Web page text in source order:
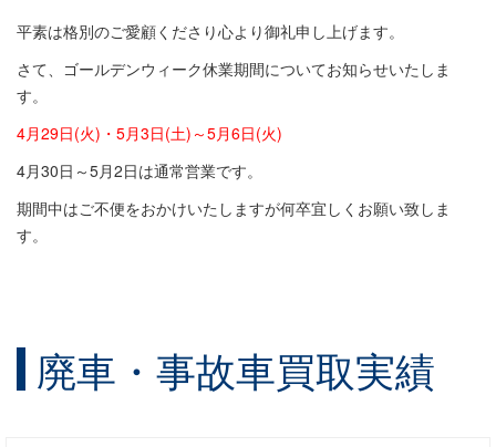
平素は格別のご愛顧くださり心より御礼申し上げます。
さて、ゴールデンウィーク休業期間についてお知らせいたしま
す。
4月29日(火)・5月3日(土)～5月6日(火)
4月30日～5月2日は通常営業です。
期間中はご不便をおかけいたしますが何卒宜しくお願い致しま
す。
廃車・事故車買取実績